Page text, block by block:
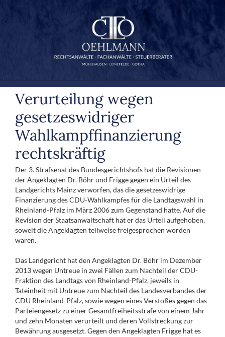
Verurteilung wegen
gesetzeswidriger
Wahlkampffinanzierung
rechtskräftig
Der 3. Strafsenat des Bundesgerichtshofs hat die Revisionen
der Angeklagten Dr. Böhr und Frigge gegen ein Urteil des
Landgerichts Mainz verworfen, das die gesetzeswidrige
Finanzierung des CDU-Wahlkampfes für die Landtagswahl in
Rheinland-Pfalz im März 2006 zum Gegenstand hatte. Auf die
Revision der Staatsanwaltschaft hat er das Urteil aufgehoben,
soweit die Angeklagten teilweise freigesprochen worden
waren.
Das Landgericht hat den Angeklagten Dr. Böhr im Dezember
2013 wegen Untreue in zwei Fällen zum Nachteil der CDU-
Fraktion des Landtags von Rheinland-Pfalz, jeweils in
Tateinheit mit Untreue zum Nachteil des Landesverbandes der
CDU Rheinland-Pfalz, sowie wegen eines Verstoßes gegen das
Parteiengesetz zu einer Gesamtfreiheitsstrafe von einem Jahr
und zehn Monaten verurteilt und deren Vollstreckung zur
Bewährung ausgesetzt. Gegen den Angeklagten Frigge hat es